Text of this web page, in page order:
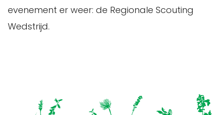
evenement er weer: de Regionale Scouting
Wedstrijd.